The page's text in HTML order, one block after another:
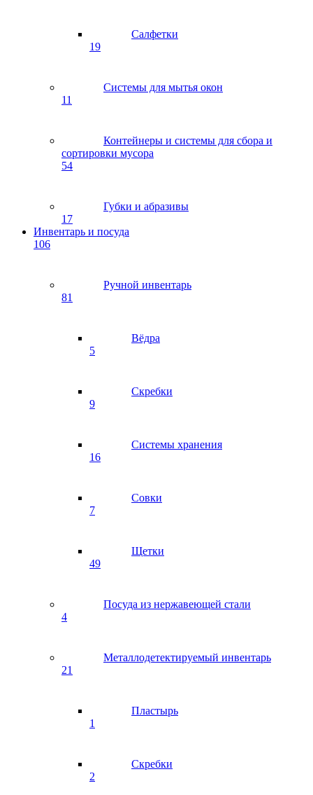
Салфетки
19
Системы для мытья окон
11
Контейнеры и системы для сбора и
сортировки мусора
54
Губки и абразивы
17
Инвентарь и посуда
106
Ручной инвентарь
81
Вёдра
5
Скребки
9
Системы хранения
16
Совки
7
Щетки
49
Посуда из нержавеющей стали
4
Металлодетектируемый инвентарь
21
Пластырь
1
Скребки
2